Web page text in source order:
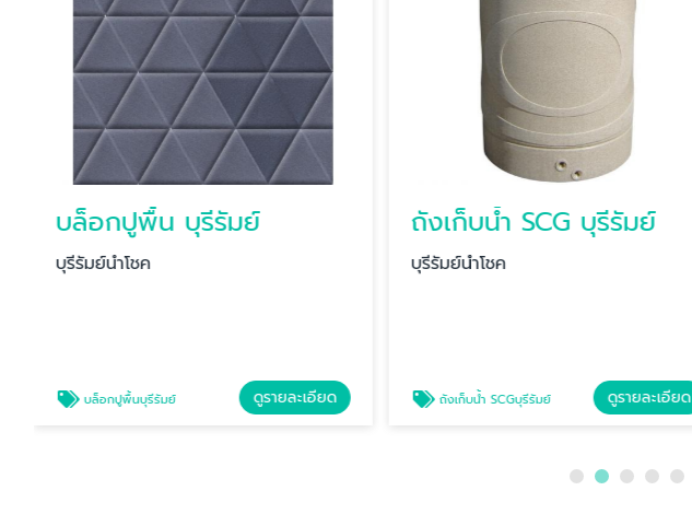
บล็อกปูพื้น บุรีรัมย์
บุรีรัมย์นำโชค
บล็อกปูพื้นบุรีรัมย์ ดูรายละเอียด
ถังเก็บน้ำ SCG บุรีรัมย์
บุรีรัมย์นำโชค
ถังเก็บน้ำ SCGบุรีรัมย์ ดูรายละเอียด